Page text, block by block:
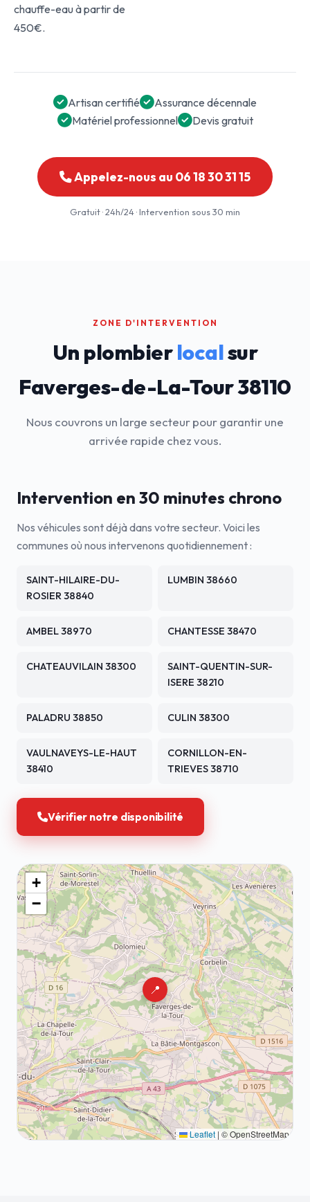
chauffe-eau à partir de
450€.
Artisan certifié
Assurance décennale
Matériel professionnel
Devis gratuit
Appelez-nous au 06 18 30 31 15
Gratuit · 24h/24 · Intervention sous 30 min
ZONE D'INTERVENTION
Un plombierlocalsur
Faverges-de-La-Tour 38110
Nous couvrons un large secteur pour garantir une
arrivée rapide chez vous.
Intervention en 30 minutes chrono
Nos véhicules sont déjà dans votre secteur. Voici les
communes où nous intervenons quotidiennement :
SAINT-HILAIRE-DU-
ROSIER 38840
LUMBIN 38660
AMBEL 38970 CHANTESSE 38470
CHATEAUVILAIN 38300
SAINT-QUENTIN-SUR-
ISERE 38210
PALADRU 38850 CULIN 38300
VAULNAVEYS-LE-HAUT
38410
CORNILLON-EN-
TRIEVES 38710
Vérifier notre disponibilité
📍
+
−
Leaflet | © OpenStreetMap